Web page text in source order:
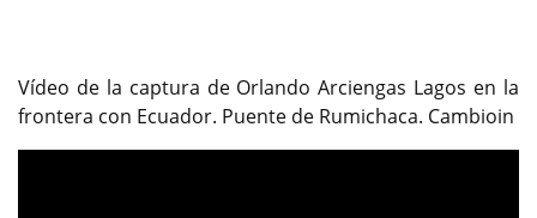
Vídeo de la captura de Orlando Arciengas Lagos en la
frontera con Ecuador. Puente de Rumichaca. Cambioin